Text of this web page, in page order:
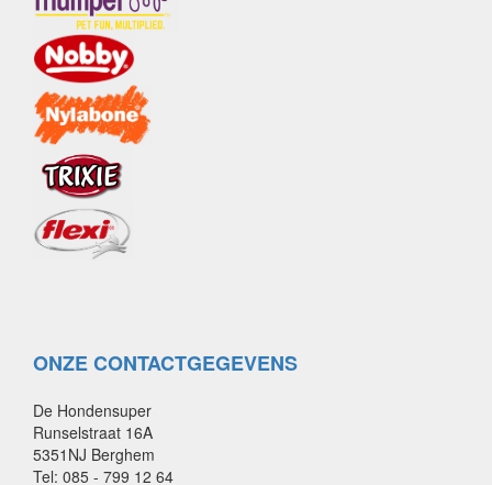
ONZE CONTACTGEGEVENS
De Hondensuper
Runselstraat 16A
5351NJ Berghem
Tel: 085 - 799 12 64